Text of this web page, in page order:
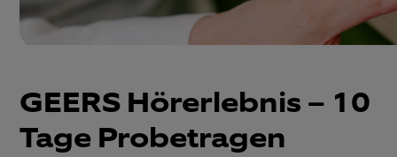
GEERS Hörerlebnis – 10
Tage Probetragen